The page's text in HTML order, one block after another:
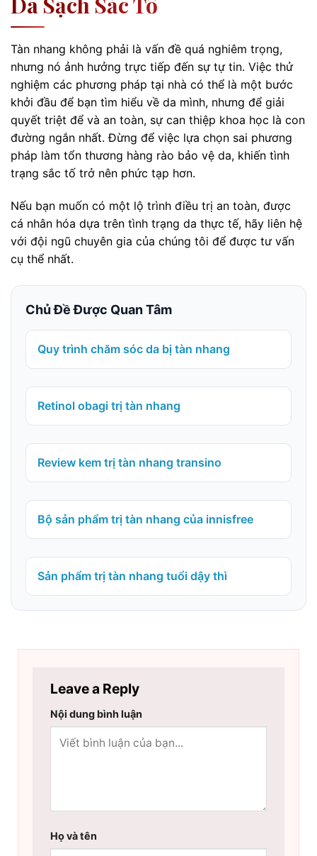
Tàn nhang không phải là vấn đề quá nghiêm trọng,
nhưng nó ảnh hưởng trực tiếp đến sự tự tin. Việc thử
nghiệm các phương pháp tại nhà có thể là một bước
khởi đầu để bạn tìm hiểu về da mình, nhưng để giải
quyết triệt để và an toàn, sự can thiệp khoa học là con
đường ngắn nhất. Đừng để việc lựa chọn sai phương
pháp làm tổn thương hàng rào bảo vệ da, khiến tình
trạng sắc tố trở nên phức tạp hơn.
Nếu bạn muốn có một lộ trình điều trị an toàn, được
cá nhân hóa dựa trên tình trạng da thực tế, hãy liên hệ
với đội ngũ chuyên gia của chúng tôi để được tư vấn
cụ thể nhất.
Chủ Đề Được Quan Tâm
Quy trình chăm sóc da bị tàn nhang
Retinol obagi trị tàn nhang
Review kem trị tàn nhang transino
Bộ sản phẩm trị tàn nhang của innisfree
Sản phẩm trị tàn nhang tuổi dậy thì
Leave a Reply
Nội dung bình luận
Họ và tên